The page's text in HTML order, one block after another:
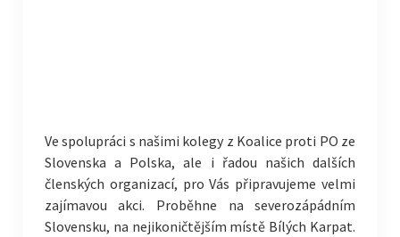
Ve spolupráci s našimi kolegy z Koalice proti PO ze
Slovenska a Polska, ale i řadou našich dalších
členských organizací, pro Vás připravujeme velmi
zajímavou akci. Proběhne na severozápádním
Slovensku, na nejikoničtějším místě Bílých Karpat.